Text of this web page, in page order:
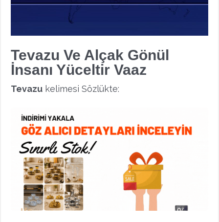
Tevazu Ve Alçak Gönül
İnsanı Yüceltir Vaaz
Tevazu kelimesi Sözlükte: